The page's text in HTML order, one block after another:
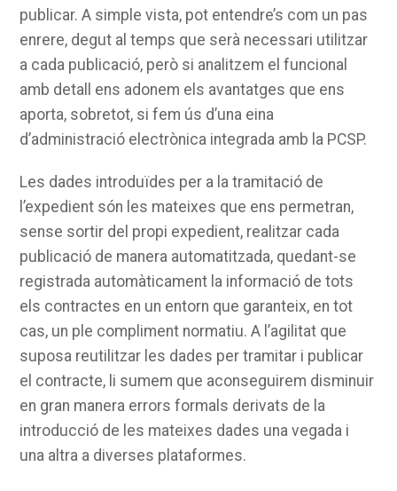
publicar. A simple vista, pot entendre’s com un pas
enrere, degut al temps que serà necessari utilitzar
a cada publicació, però si analitzem el funcional
amb detall ens adonem els avantatges que ens
aporta, sobretot, si fem ús d’una eina
d’administració electrònica integrada amb la PCSP.
Les dades introduïdes per a la tramitació de
l’expedient són les mateixes que ens permetran,
sense sortir del propi expedient, realitzar cada
publicació de manera automatitzada, quedant-se
registrada automàticament la informació de tots
els contractes en un entorn que garanteix, en tot
cas, un ple compliment normatiu. A l’agilitat que
suposa reutilitzar les dades per tramitar i publicar
el contracte, li sumem que aconseguirem disminuir
en gran manera errors formals derivats de la
introducció de les mateixes dades una vegada i
una altra a diverses plataformes.